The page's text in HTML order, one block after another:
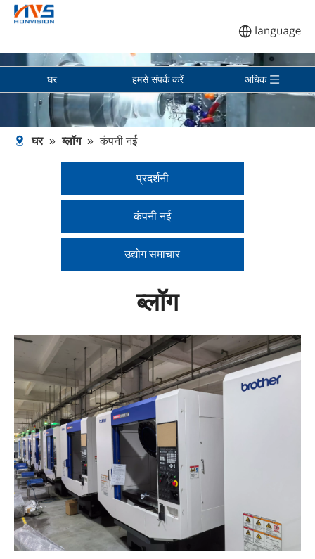
घर हमसे संपर्क करें अधिक
घर » ब्लॉग » कंपनी नई
प्रदर्शनी
कंपनी नई
उद्योग समाचार
ब्लॉग